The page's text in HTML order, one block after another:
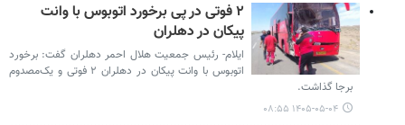
۲ فوتی در پی برخورد اتوبوس با وانت
پیکان در دهلران
ایلام- رئیس جمعیت هلال‌ احمر دهلران گفت: برخورد
اتوبوس با وانت پیکان در دهلران ۲ فوتی و یک‌مصدوم
برجا گذاشت.
۱۴۰۵-۰۵-۰۴ ۰۸:۵۵